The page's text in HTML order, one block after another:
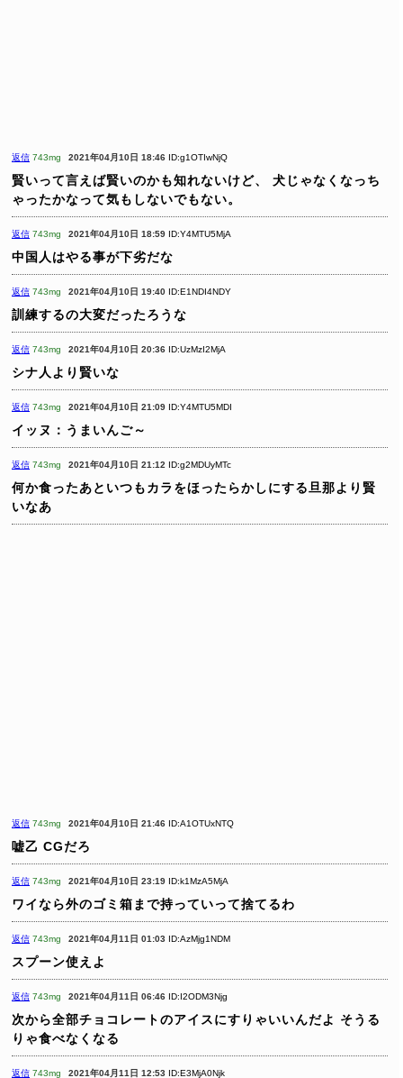
返信 743mg 2021年04月10日 18:46 ID:g1OTIwNjQ
賢いって言えば賢いのかも知れないけど、
犬じゃなくなっち
ゃったかなって気もしないでもない。
返信 743mg 2021年04月10日 18:59 ID:Y4MTU5MjA
中国人はやる事が下劣だな
返信 743mg 2021年04月10日 19:40 ID:E1NDI4NDY
訓練するの大変だったろうな
返信 743mg 2021年04月10日 20:36 ID:UzMzI2MjA
シナ人より賢いな
返信 743mg 2021年04月10日 21:09 ID:Y4MTU5MDI
イッヌ：うまいんご～
返信 743mg 2021年04月10日 21:12 ID:g2MDUyMTc
何か食ったあといつもカラをほったらかしにする旦那より賢
いなあ
返信 743mg 2021年04月10日 21:46 ID:A1OTUxNTQ
嘘乙 CGだろ
返信 743mg 2021年04月10日 23:19 ID:k1MzA5MjA
ワイなら外のゴミ箱まで持っていって捨てるわ
返信 743mg 2021年04月11日 01:03 ID:AzMjg1NDM
スプーン使えよ
返信 743mg 2021年04月11日 06:46 ID:I2ODM3Njg
次から全部チョコレートのアイスにすりゃいいんだよ そうる
りゃ食べなくなる
返信 743mg 2021年04月11日 12:53 ID:E3MjA0Njk